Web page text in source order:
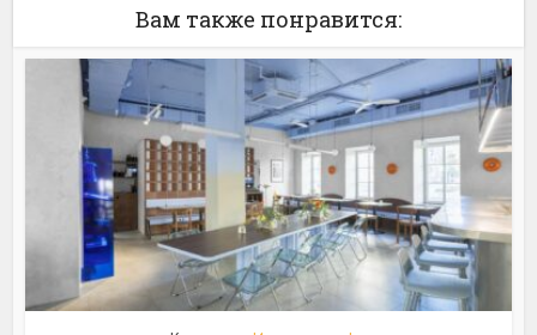
Вам также понравится: